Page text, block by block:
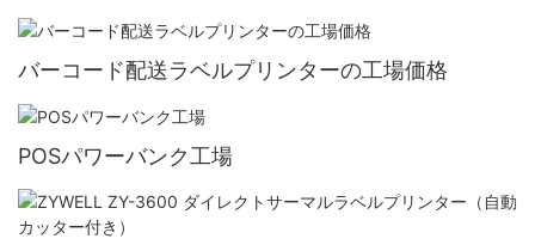
バーコード配送ラベルプリンターの工場価格
POSパワーバンク工場